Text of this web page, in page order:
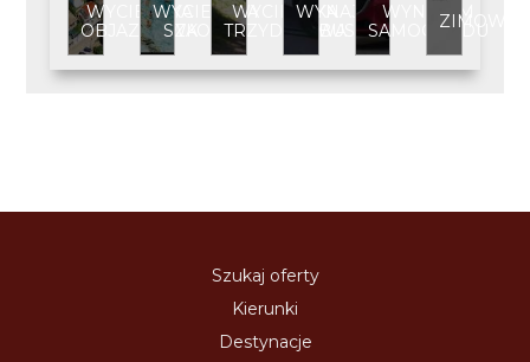
WYCIECZKA
OBJAZDOWA
WYCIECZKA
SZKOLNA
WYCIECZKA
TRZYDNIOWA
WYNAJEM
BUSA
WYNAJEM
SAMOCHODU
Szukaj oferty
Kierunki
Destynacje